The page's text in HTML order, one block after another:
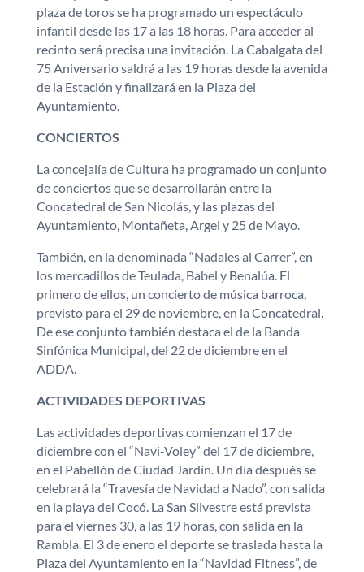
plaza de toros se ha programado un espectáculo
infantil desde las 17 a las 18 horas. Para acceder al
recinto será precisa una invitación. La Cabalgata del
75 Aniversario saldrá a las 19 horas desde la avenida
de la Estación y finalizará en la Plaza del
Ayuntamiento.
CONCIERTOS
La concejalía de Cultura ha programado un conjunto
de conciertos que se desarrollarán entre la
Concatedral de San Nicolás, y las plazas del
Ayuntamiento, Montañeta, Argel y 25 de Mayo.
También, en la denominada “Nadales al Carrer”, en
los mercadillos de Teulada, Babel y Benalúa. El
primero de ellos, un concierto de música barroca,
previsto para el 29 de noviembre, en la Concatedral.
De ese conjunto también destaca el de la Banda
Sinfónica Municipal, del 22 de diciembre en el
ADDA.
ACTIVIDADES DEPORTIVAS
Las actividades deportivas comienzan el 17 de
diciembre con el “Navi-Voley” del 17 de diciembre,
en el Pabellón de Ciudad Jardín. Un día después se
celebrará la “Travesía de Navidad a Nado”, con salida
en la playa del Cocó. La San Silvestre está prevista
para el viernes 30, a las 19 horas, con salida en la
Rambla. El 3 de enero el deporte se traslada hasta la
Plaza del Ayuntamiento en la “Navidad Fitness”, de